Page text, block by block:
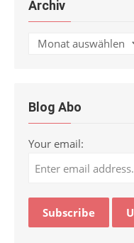
Archiv
Archiv
Blog Abo
Your email: